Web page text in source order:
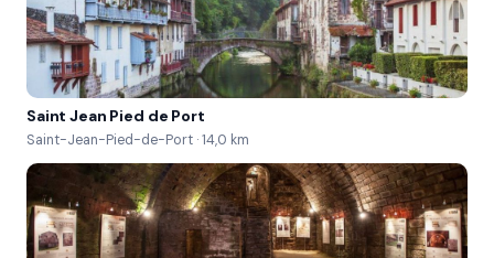
Saint Jean Pied de Port
Saint-Jean-Pied-de-Port · 14,0 km